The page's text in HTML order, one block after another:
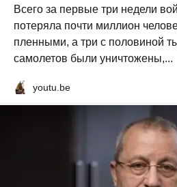
Всего за первые три недели
потеряла почти миллион
пленными, а три с половиной
самолетов были уничтожены,...
youtu.be